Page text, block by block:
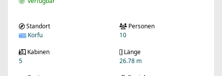
Standort
Korfu
Personen
10
Kabinen
5
Länge
26.78 m